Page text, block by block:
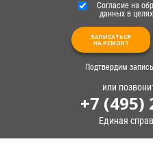
Согласие на
данных в
ЗАПИСАТЬСЯ
НА РЕМОНТ
Подтвердим
или
+7 (495)
Единая